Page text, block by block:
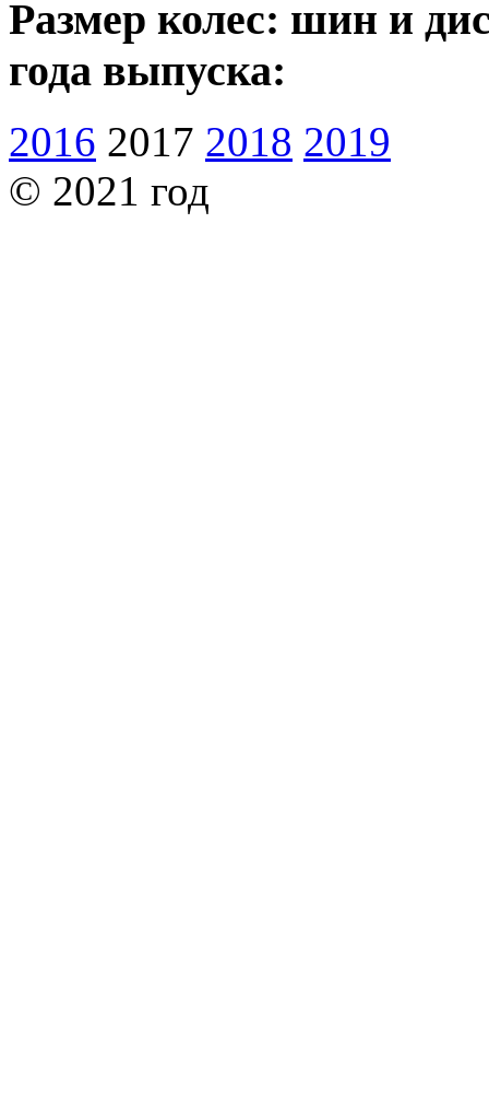
Размер колес: шин и
года выпуска:
2016 2017 2018 2019
© 2021 год